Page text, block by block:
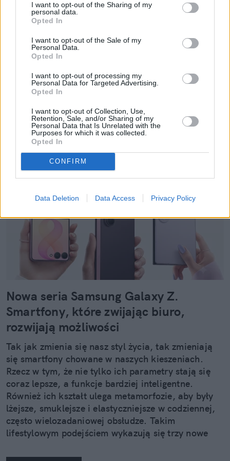
I want to opt-out of the Sharing of my
personal data.
Opted In
I want to opt-out of the Sale of my
Personal Data.
Opted In
I want to opt-out of processing my
Personal Data for Targeted Advertising.
Opted In
I want to opt-out of Collection, Use,
Retention, Sale, and/or Sharing of my
Personal Data that Is Unrelated with the
Purposes for which it was collected.
Opted In
CONFIRM
Data Deletion Data Access Privacy Policy
Obserwuj
Redaktorka, reporterka, koordynatorka działu
show-biznes. Tematy tabu? Nie ma takich. Są tylko
ludzie, którzy się boją. Szczera rozmowa potrafi
otworzyć furtkę do najbardziej skrytych
zakamarków świadomości i rozjaśnić umysł.
Kocham kolorowych i uśmiechniętych ludzi, którzy
chcą zmieniać szarą Polskę. Chcę być jedną z tych
Czytaj więcej
Nowa seria Samsung Galaxy Z.
Smartfony, które zwijając biuro,
rozwijają możliwości
Tak jak zmienia się nasz styl życia, tak zmieniają
się smartfony chowane w naszych kieszeniach.
Rzecz w tym, że nie tylko ich parametry stają się
coraz lepsze, a funkcje bardziej inteligentne.
Również ich kształt ulega metamorfozie, aby były
lżejsze, smuklejsze i elastyczniejsze w codziennej,
często wielozadaniowej obsłudze. Takim
lifestylowym podejściem wykazują się trzy nowe